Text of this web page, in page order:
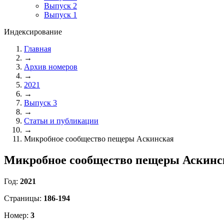
Выпуск 2
Выпуск 1
Индексирование
Главная
→
Архив номеров
→
2021
→
Выпуск 3
→
Статьи и публикации
→
Микробное сообщество пещеры Аскинская
Микробное сообщество пещеры
Год: 2021
Страницы: 186-194
Номер: 3